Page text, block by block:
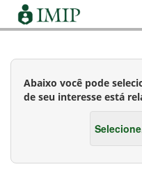
Abaixo você pode
de seu interesse está